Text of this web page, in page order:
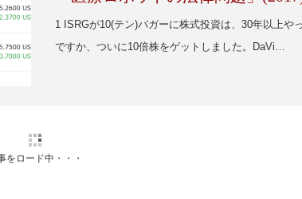
1 ISRGが10(テン)バガーに株式投資は、30年以上や
ですか、ついに10倍株をゲットしました。DaVi…
をロード中・・・